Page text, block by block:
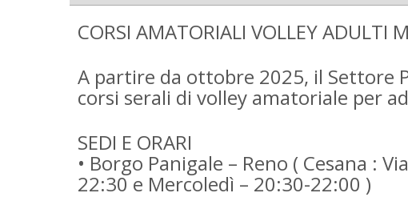
CORSI AMATORIALI VOLLEY ADULTI
A partire da ottobre 2025, il Settore
corsi serali di volley amatoriale per
SEDI E ORARI
• Borgo Panigale – Reno ( Cesana :
22:30 e Mercoledì – 20:30-22:00 )